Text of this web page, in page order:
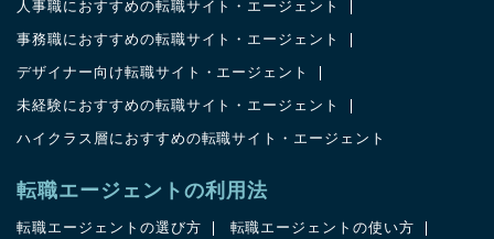
人事職におすすめの転職サイト・エージェント
事務職におすすめの転職サイト・エージェント
デザイナー向け転職サイト・エージェント
未経験におすすめの転職サイト・エージェント
ハイクラス層におすすめの転職サイト・エージェント
転職エージェントの利用法
転職エージェントの選び方 転職エージェントの使い方